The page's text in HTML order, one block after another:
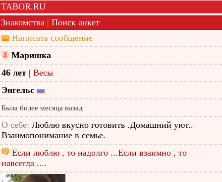
TABOR.RU
Знакомства | Поиск анкет
Написать сообщение
Маришка
46 лет | Весы
Энгельс
Была более месяца назад
О себе: Люблю вкусно готовить .Домашний уют..
Взаимопонимание в семье.
Если люблю , то надолго ...Если взаимно , то
навсегда ....